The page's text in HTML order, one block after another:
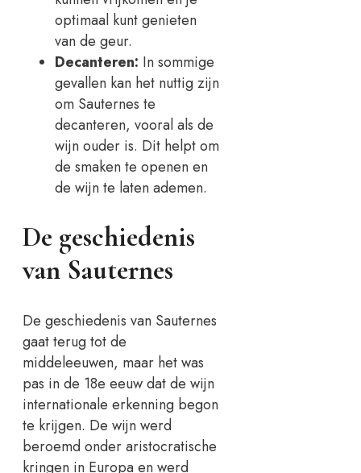
optimaal kunt genieten
van de geur.
Decanteren: In sommige
gevallen kan het nuttig zijn
om Sauternes te
decanteren, vooral als de
wijn ouder is. Dit helpt om
de smaken te openen en
de wijn te laten ademen.
De geschiedenis
van Sauternes
De geschiedenis van Sauternes
gaat terug tot de
middeleeuwen, maar het was
pas in de 18e eeuw dat de wijn
internationale erkenning begon
te krijgen. De wijn werd
beroemd onder aristocratische
kringen in Europa en werd